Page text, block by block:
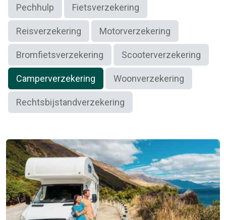
Pechhulp Fietsverzekering
Reisverzekering Motorverzekering
Bromfietsverzekering Scooterverzekering
Camperverzekering Woonverzekering
Rechtsbijstandverzekering